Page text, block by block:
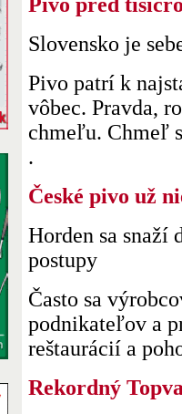
Slovensko je
Pivo patrí k
vôbec. Pravda,
chmeľu. Chmeľ
.
České pivo už
Horden sa snaží
postupy
Často sa
podnikateľov a
reštaurácií a
Rekordný